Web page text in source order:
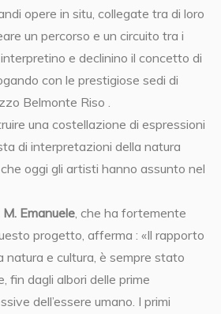
opere in situ, collegate tra di loro
un percorso e un circuito tra i
e declinino il concetto di
con le prestigiose sedi di
Belmonte Riso .
una costellazione di espressioni
di interpretazioni della natura
oggi gli artisti hanno assunto nel
Emanuele, che ha fortemente
progetto, afferma : «Il rapporto
natura e cultura, è sempre stato
fin dagli albori delle prime
dell’essere umano. I primi